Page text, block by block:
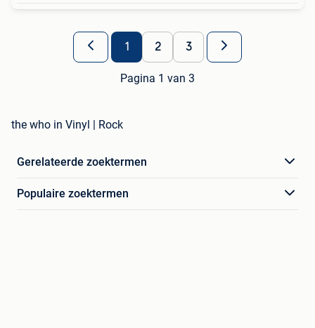
1 2 3
Pagina 1 van 3
the who in Vinyl | Rock
Gerelateerde zoektermen
Populaire zoektermen